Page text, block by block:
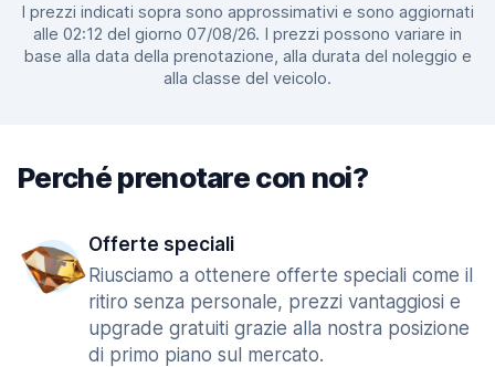
I prezzi indicati sopra sono approssimativi e sono aggiornati
alle 02:12 del giorno 07/08/26. I prezzi possono variare in
base alla data della prenotazione, alla durata del noleggio e
alla classe del veicolo.
Perché prenotare con noi?
Offerte speciali
Riusciamo a ottenere offerte speciali come il
ritiro senza personale, prezzi vantaggiosi e
upgrade gratuiti grazie alla nostra posizione
di primo piano sul mercato.